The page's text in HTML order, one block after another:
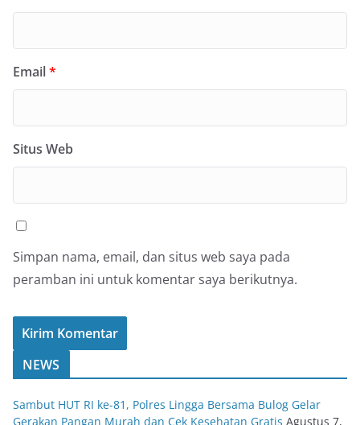
Email*
Situs Web
Simpan nama, email, dan situs web saya pada
peramban ini untuk komentar saya berikutnya.
NEWS
Sambut HUT RI ke-81, Polres Lingga Bersama Bulog Gelar
Gerakan Pangan Murah dan Cek Kesehatan Gratis Agustus 7,